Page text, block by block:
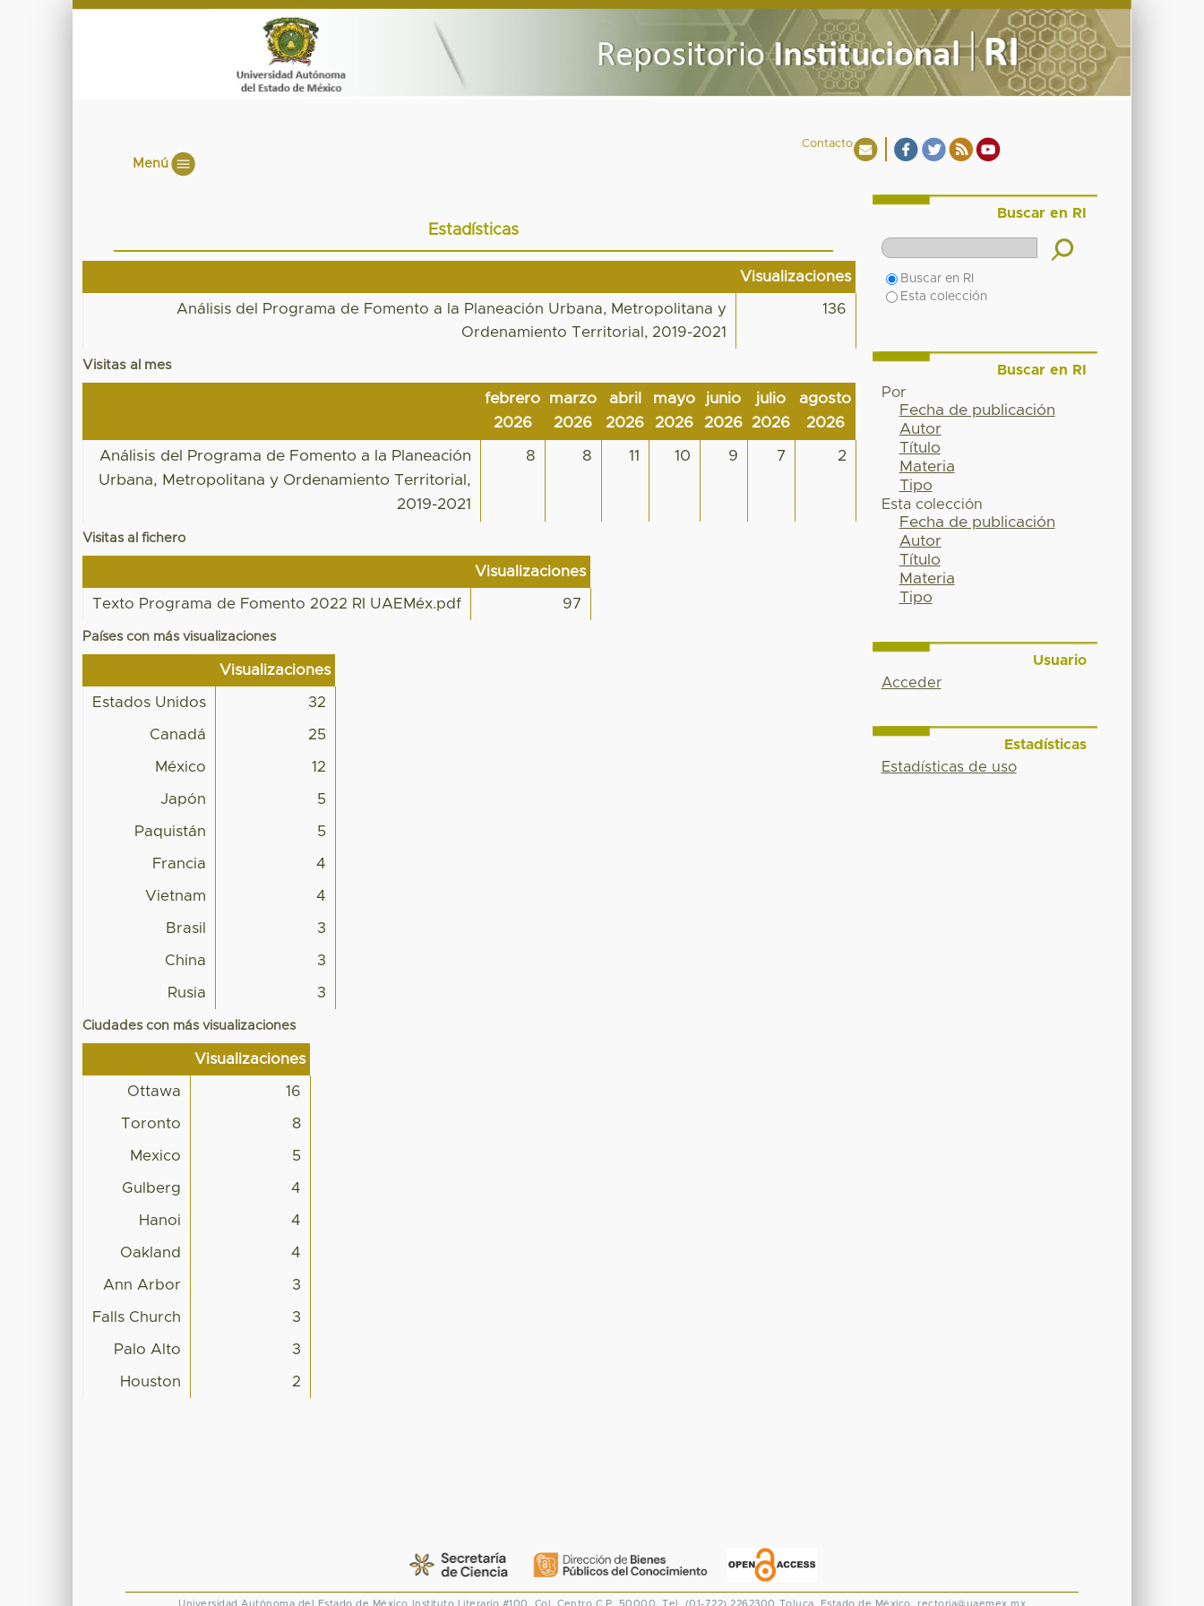
Contacto
Menú
Estadísticas
Visualizaciones
Análisis del Programa de Fomento a la Planeación Urbana, Metropolitana y
Ordenamiento Territorial, 2019-2021
136
Visitas al mes
febrero
2026
marzo
2026
abril
2026
mayo
2026
junio
2026
julio
2026
agosto
2026
Análisis del Programa de Fomento a la Planeación
Urbana, Metropolitana y Ordenamiento Territorial,
2019-2021
8 8 11 10 9 7 2
Visitas al fichero
Visualizaciones
Texto Programa de Fomento 2022 RI UAEMéx.pdf 97
Países con más visualizaciones
Visualizaciones
Estados Unidos 32
Canadá 25
México 12
Japón 5
Paquistán 5
Francia 4
Vietnam 4
Brasil 3
China 3
Rusia 3
Ciudades con más visualizaciones
Visualizaciones
Ottawa 16
Toronto 8
Mexico 5
Gulberg 4
Hanoi 4
Oakland 4
Ann Arbor 3
Falls Church 3
Palo Alto 3
Houston 2
Buscar en RI
Buscar en RI
Esta colección
Buscar en RI
Por
Fecha de publicación
Autor
Título
Materia
Tipo
Esta colección
Fecha de publicación
Autor
Título
Materia
Tipo
Usuario
Acceder
Estadísticas
Estadísticas de uso
Universidad Autónoma del Estado de México Instituto Literario #100. Col. Centro C.P. 50000. Tel. (01-722) 2262300 Toluca, Estado de México. rectoria@uaemex.mx